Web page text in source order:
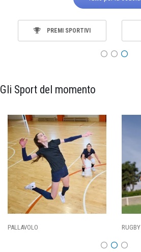
PREMI SPORTIVI
Gli Sport del momento
PALLAVOLO RUGBY